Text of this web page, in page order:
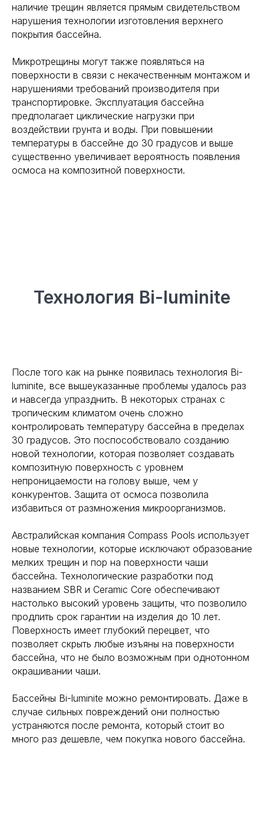
наличие трещин является прямым свидетельством
нарушения технологии изготовления верхнего
покрытия бассейна.
Микротрещины могут также появляться на
поверхности в связи с некачественным монтажом и
нарушениями требований производителя при
транспортировке. Эксплуатация бассейна
предполагает циклические нагрузки при
воздействии грунта и воды. При повышении
температуры в бассейне до 30 градусов и выше
существенно увеличивает вероятность появления
осмоса на композитной поверхности.
Технология Bi-luminite
После того как на рынке появилась технология Bi-
luminite, все вышеуказанные проблемы удалось раз
и навсегда упразднить. В некоторых странах с
тропическим климатом очень сложно
контролировать температуру бассейна в пределах
30 градусов. Это поспособствовало созданию
новой технологии, которая позволяет создавать
композитную поверхность с уровнем
непроницаемости на голову выше, чем у
конкурентов. Защита от осмоса позволила
избавиться от размножения микроорганизмов.
Австралийская компания Compass Pools использует
новые технологии, которые исключают образование
мелких трещин и пор на поверхности чаши
бассейна. Технологические разработки под
названием SBR и Ceramic Core обеспечивают
настолько высокий уровень защиты, что позволило
продлить срок гарантии на изделия до 10 лет.
Поверхность имеет глубокий перецвет, что
позволяет скрыть любые изъяны на поверхности
бассейна, что не было возможным при однотонном
окрашивании чаши.
Бассейны Bi-luminite можно ремонтировать. Даже в
случае сильных повреждений они полностью
устраняются после ремонта, который стоит во
много раз дешевле, чем покупка нового бассейна.